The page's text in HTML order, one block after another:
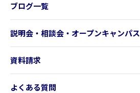
ブログ一覧
説明会・相談会・オープンキャンパス
資料請求
よくある質問